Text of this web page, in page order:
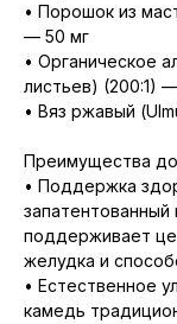
• Порошок из
— 50 мг
• Органическое
листьев) (200:1)
• Вяз ржавый
Преимущества
• Поддержка
запатентованный
поддерживает
желудка и
• Естественное
камедь